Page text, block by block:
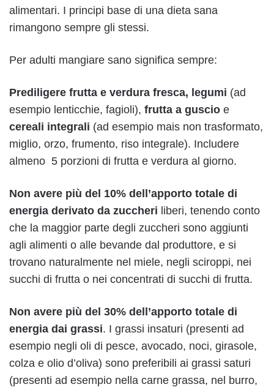
alimentari. I principi base di una dieta sana
rimangono sempre gli stessi.
Per adulti mangiare sano significa sempre:
Prediligere frutta e verdura fresca, legumi (ad
esempio lenticchie, fagioli), frutta a guscio e
cereali integrali (ad esempio mais non trasformato,
miglio, orzo, frumento, riso integrale). Includere
almeno 5 porzioni di frutta e verdura al giorno.
Non avere più del 10% dell’apporto totale di
energia derivato da zuccheri liberi, tenendo conto
che la maggior parte degli zuccheri sono aggiunti
agli alimenti o alle bevande dal produttore, e si
trovano naturalmente nel miele, negli sciroppi, nei
succhi di frutta o nei concentrati di succhi di frutta.
Non avere più del 30% dell’apporto totale di
energia dai grassi. I grassi insaturi (presenti ad
esempio negli oli di pesce, avocado, noci, girasole,
colza e olio d’oliva) sono preferibili ai grassi saturi
(presenti ad esempio nella carne grassa, nel burro,